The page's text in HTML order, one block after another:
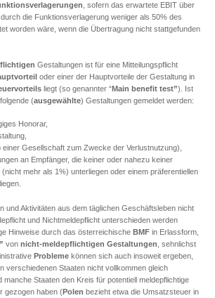
, sofern das erwartete EBIT über
die Funktionsverlagerung weniger als 50% des
worden wäre, wenn die Übertragung nicht stattgefunden
Gestaltungen ist für eine Mitteilungspflicht
oder einer der Hauptvorteile der Gestaltung in
liegt (so genannter “Main benefit test”). Ist
(ausgewählte) Gestaltungen gemeldet werden:
Honorar,
einer Gesellschaft zum Zwecke der Verlustnutzung),
an Empfänger, die keiner oder nahezu keiner
mehr als 1%) unterliegen oder einem präferentiellen
und Aktivitäten aus dem täglichen Geschäftsleben nicht
und Nichtmeldepflicht unterschieden werden
Hinweise durch das österreichische BMF in Erlassform,
von nicht-meldepflichtigen Gestaltungen , sehnlichst
Probleme können sich auch insoweit ergeben,
verschiedenen Staaten nicht vollkommen gleich
Staaten den Kreis für potentiell meldepflichtige
gezogen haben (Polen bezieht etwa die Umsatzsteuer in